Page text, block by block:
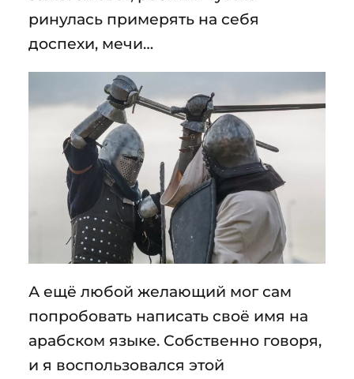
ринулась примерять на себя
доспехи, мечи…
А ещё любой желающий мог сам
попробовать написать своё имя на
арабском языке. Собственно говоря,
и я воспользовался этой